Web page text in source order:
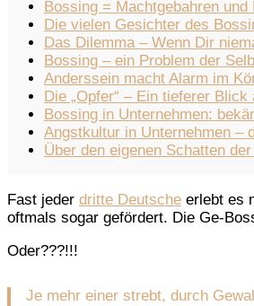
Bossing = Machtgebahren und
Die vielen Gesichter des
Das Dilemma – Wenn Dir
Bossing – ein Problem der
Anderssein macht Alarm im
Die „Opfer“ – Ein tieferer
Bossing in Unternehmen:
Angstkultur in Unternehmen –
Über den eigenen Schatten
Fast jeder dritte Deutsche erlebt es
oftmals sogar gefördert. Die Ge-
Oder???!!!
Je mehr einer strebt, durch